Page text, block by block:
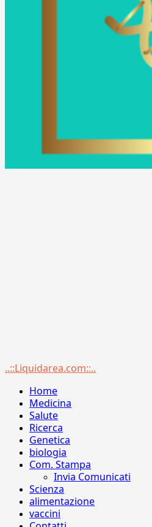
Menu
..::Liquidarea.com::..
Home
Medicina
Salute
Ricerca
Genetica
biologia
Com. Stampa
Invia Comunicati
Scienza
alimentazione
vaccini